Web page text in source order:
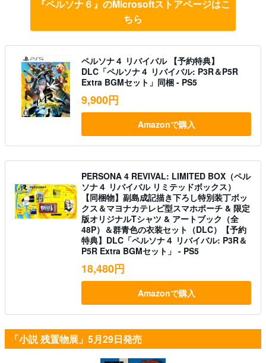
『ペルソナ６』のMicrosoftストアページはこ
ちら
ペルソナ４ リバイバル 【予約特典】
DLC「ペルソナ４ リバイバル: P3R＆P5R
Extra BGMセット」同梱 - PS5
9,900円
Amazonで購入
PERSONA 4 REVIVAL: LIMITED BOX（ペル
ソナ４ リバイバル リミテッドボックス）
【同梱物】副島成記描き下ろし特別装丁ボッ
クス＆マヨナカテレビ型スマホポーチ & 限定
版オリジナルTシャツ & アートブック（全
48P）＆群青色の衣装セット（DLC）【予約
特典】DLC「ペルソナ４ リバイバル: P3R＆
P5R Extra BGMセット」 - PS5
18,480円
Amazonで購入
「小説 残置物展」5月29日発売